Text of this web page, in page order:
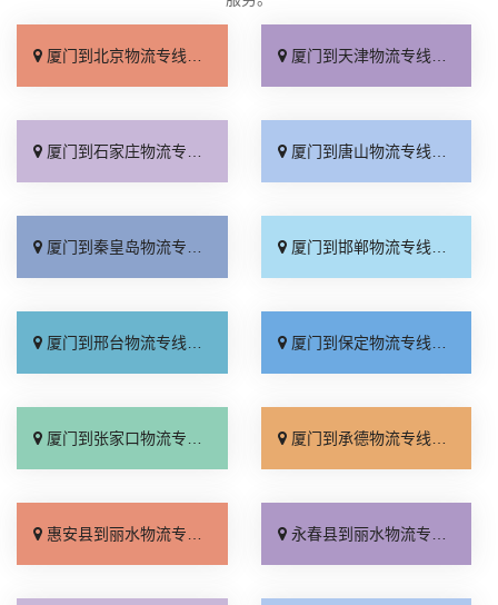
厦门到北京物流专线_上门取件「不随意加价」 厦门到天津物流专线_专线快运「直通专线」
厦门到石家庄物流专线_多久能到「诚信为先」 厦门到唐山物流专线_上门提货「准时准点」
厦门到秦皇岛物流专线_高速快运「整车配货」 厦门到邯郸物流专线_全境到达「无需中转」
厦门到邢台物流专线_需要几天「要多少钱」 厦门到保定物流专线_多少一吨「定点发车」
厦门到张家口物流专线_专线快运「运价查询」 厦门到承德物流专线_专线快运「零担配货」
惠安县到丽水物流专线_高效快运「怎么收费」 永春县到丽水物流专线_直通专线「价格透明」